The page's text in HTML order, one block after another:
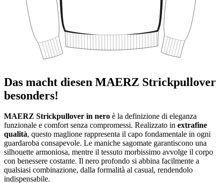
Das macht diesen MAERZ Strickpullover
besonders!
MAERZ Strickpullover in nero è la definizione di eleganza
funzionale e comfort senza compromessi. Realizzato in extrafine
qualità, questo maglione rappresenta il capo fondamentale in ogni
guardaroba consapevole. Le maniche sagomate garantiscono una
silhouette armoniosa, mentre il tessuto morbissimo avvolge il corpo
con benessere costante. Il nero profondo si abbina facilmente a
qualsiasi combinazione, dalla formalità al casual, rendendolo
indispensabile.